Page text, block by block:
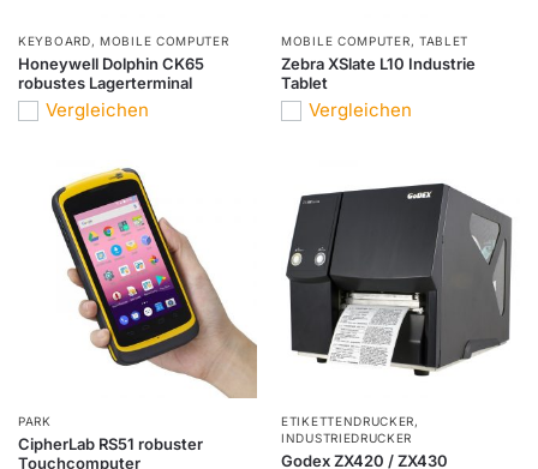
KEYBOARD,MOBILE COMPUTER
Honeywell Dolphin CK65
robustes Lagerterminal
Vergleichen
MOBILE COMPUTER, TABLET
Zebra XSlate L10 Industrie
Tablet
Vergleichen
PARK
CipherLab RS51 robuster
Touchcomputer
ETIKETTENDRUCKER,
INDUSTRIEDRUCKER
Godex ZX420 / ZX430